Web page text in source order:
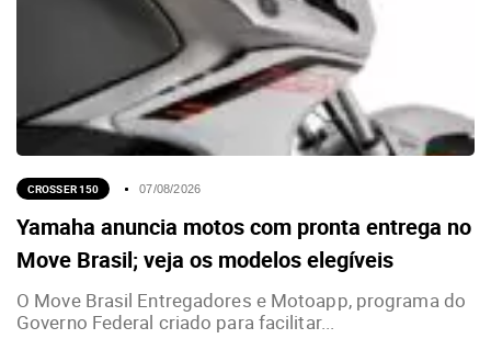
CROSSER 150 07/08/2026
Yamaha anuncia motos com pronta entrega no
Move Brasil; veja os modelos elegíveis
O Move Brasil Entregadores e Motoapp, programa do
Governo Federal criado para facilitar...